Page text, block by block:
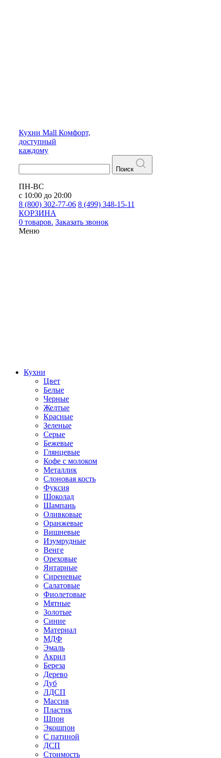
Кухни Mall Комфорт,
доступный
каждому
Поиск
ПН-ВС
с 10:00 до 20:00
8 (800) 302-77-06 8 (499) 348-15-11
КОРЗИНА
0 товаров. Заказать звонок
Меню
Кухни
Цвет
Белые
Черные
Желтые
Красные
Зеленые
Серые
Бежевые
Глянцевые
Кофе с молоком
Металлик
Слоновая кость
Фуксия
Шоколад
Шампань
Оливковые
Оранжевые
Вишневые
Изумрудные
Венге
Ореховые
Янтарные
Сиреневые
Салатовые
Фиолетовые
Мятные
Золотые
Синие
Материал
МДФ
Эмаль
Акрил
Береза
Дерево
Дуб
ЛДСП
Массив
Пластик
Шпон
Экошпон
С патиной
ДСП
Стоимость